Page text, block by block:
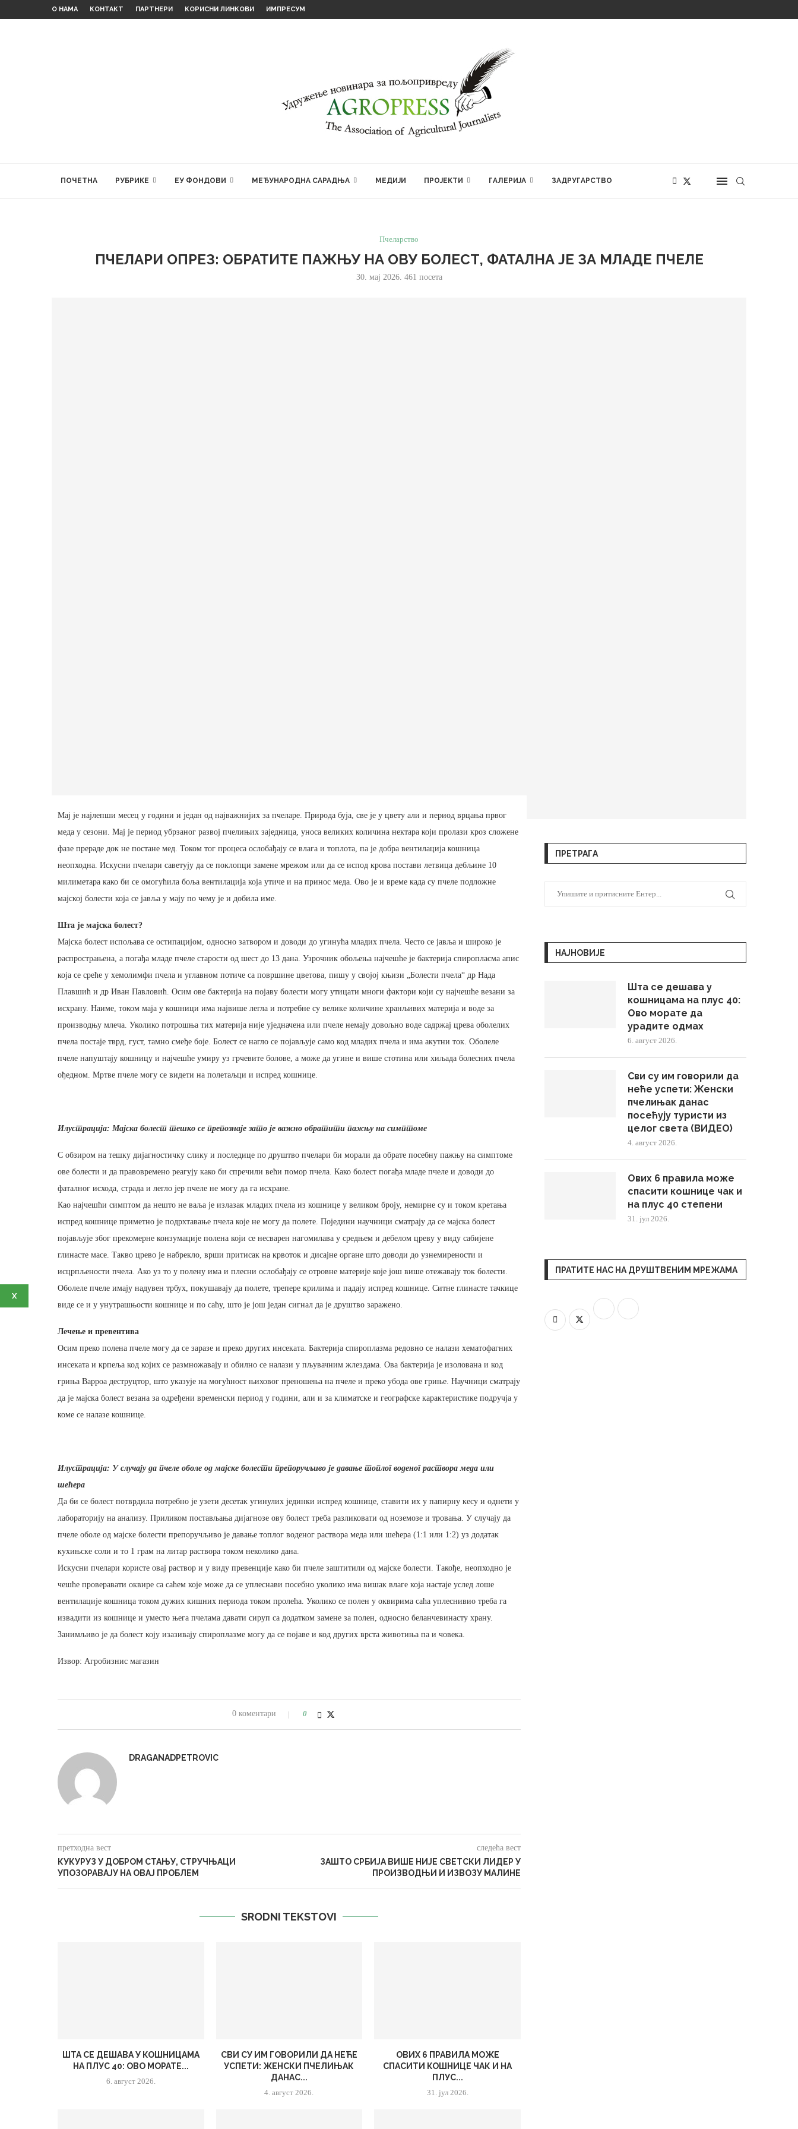
О НАМА КОНТАКТ ПАРТНЕРИ КОРИСНИ ЛИНКОВИ ИМПРЕСУМ
ПОЧЕТНА РУБРИКЕ ЕУ ФОНДОВИ МЕЂУНАРОДНА САРАДЊА МЕДИЈИ ПРОЈЕКТИ ГАЛЕРИЈА ЗАДРУГАРСТВО
Пчеларство
ПЧЕЛАРИ ОПРЕЗ: ОБРАТИТЕ ПАЖЊУ НА ОВУ БОЛЕСТ, ФАТАЛНА ЈЕ ЗА МЛАДЕ ПЧЕЛЕ
30. мај 2026. 461 посета
Мај је најлепши месец у години и један од најважнијих за пчеларе. Природа буја, све је у цвету али и период врцања првог
меда у сезони. Мај је период убрзаног развој пчелињих заједница, уноса великих количина нектара који пролази кроз сложене
фазе прераде док не постане мед. Током тог процеса ослобађају се влага и топлота, па је добра вентилација кошница
неопходна. Искусни пчелари саветују да се поклопци замене мрежом или да се испод крова постави летвица дебљине 10
милиметара како би се омогућила боља вентилација која утиче и на принос меда. Ово је и време када су пчеле подложне
мајској болести која се јавља у мају по чему је и добила име.
Шта је мајска болест?
Мајска болест испољава се остипацијом, односно затвором и доводи до угинућа младих пчела. Често се јавља и широко је
распрострањена, а погађа младе пчеле старости од шест до 13 дана. Узрочник обољења најчешће је бактерија спиропласма апис
која се среће у хемолимфи пчела и углавном потиче са површине цветова, пишу у својој књизи „Болести пчела“ др Нада
Плавшић и др Иван Павловић. Осим ове бактерија на појаву болести могу утицати многи фактори који су најчешће везани за
исхрану. Наиме, током маја у кошници има највише легла и потребне су велике количине хранљивих материја и воде за
производњу млеча. Уколико потрошња тих материја није уједначена или пчеле немају довољно воде садржај црева оболелих
пчела постаје тврд, густ, тамно смеђе боје. Болест се нагло се појављује само код младих пчела и има акутни ток. Оболеле
пчеле напуштају кошницу и најчешће умиру уз грчевите болове, а може да угине и више стотина или хиљада болесних пчела
ођедном. Мртве пчеле могу се видети на полетаљци и испред кошнице.
Илустрација: Мајска болест тешко се препознаје зато је важно обратити пажњу на симптоме
С обзиром на тешку дијагностичку слику и последице по друштво пчелари би морали да обрате посебну пажњу на симптоме
ове болести и да правовремено реагују како би спречили већи помор пчела. Како болест погађа младе пчеле и доводи до
фаталног исхода, страда и легло јер пчеле не могу да га исхране.
Као најчешћи симптом да нешто не ваља је излазак младих пчела из кошнице у великом броју, немирне су и током кретања
испред кошнице приметно је подрхтавање пчела које не могу да полете. Поједини научници сматрају да се мајска болест
појављује због прекомерне конзумације полена који се несварен нагомилава у средњем и дебелом цреву у виду сабијене
глинасте масе. Такво црево је набрекло, врши притисак на крвоток и дисајне органе што доводи до узнемирености и
исцрпљености пчела. Ако уз то у полену има и плесни ослобађају се отровне материје које још више отежавају ток болести.
Оболеле пчеле имају надувен трбух, покушавају да полете, трепере крилима и падају испред кошнице. Ситне глинасте тачкице
виде се и у унутрашњости кошнице и по саћу, што је још један сигнал да је друштво заражено.
Лечење и превентива
Осим преко полена пчеле могу да се заразе и преко других инсеката. Бактерија спироплазма редовно се налази хематофагних
инсеката и крпеља код којих се размножавају и обилно се налази у пљувачним жлездама. Ова бактерија је изолована и код
гриња Варроа деструцтор, што указује на могућност њиховог преношења на пчеле и преко убода ове гриње. Научници сматрају
да је мајска болест везана за одређени временски период у години, али и за климатске и географске карактеристике подручја у
коме се налазе кошнице.
Илустрација: У случају да пчеле оболе од мајске болести препоручљиво је давање топлог воденог раствора меда или
шећера
Да би се болест потврдила потребно је узети десетак угинулих јединки испред кошнице, ставити их у папирну кесу и однети у
лабораторију на анализу. Приликом постављања дијагнозе ову болест треба разликовати од ноземозе и тровања. У случају да
пчеле оболе од мајске болести препоручљиво је давање топлог воденог раствора меда или шећера (1:1 или 1:2) уз додатак
кухињске соли и то 1 грам на литар раствора током неколико дана.
Искусни пчелари користе овај раствор и у виду превенције како би пчеле заштитили од мајске болести. Такође, неопходно је
чешће проверавати оквире са саћем које може да се уплеснави посебно уколико има вишак влаге која настаје услед лоше
вентилације кошница током дужих кишних периода током пролећа. Уколико се полен у оквирима саћа уплеснивио треба га
извадити из кошнице и уместо њега пчелама давати сируп са додатком замене за полен, односно беланчевинасту храну.
Занимљиво је да болест коју изазивају спироплазме могу да се појаве и код других врста животиња па и човека.
Извор: Агробизнис магазин
0 коментари 0
DRAGANADPETROVIC
претходна вест
КУКУРУЗ У ДОБРОМ СТАЊУ, СТРУЧЊАЦИ
УПОЗОРАВАЈУ НА ОВАЈ ПРОБЛЕМ
следећа вест
ЗАШТО СРБИЈА ВИШЕ НИЈЕ СВЕТСКИ ЛИДЕР У
ПРОИЗВОДЊИ И ИЗВОЗУ МАЛИНЕ
SRODNI TEKSTOVI
ШТА СЕ ДЕШАВА У КОШНИЦАМА
НА ПЛУС 40: ОВО МОРАТЕ...
6. август 2026.
СВИ СУ ИМ ГОВОРИЛИ ДА НЕЋЕ
УСПЕТИ: ЖЕНСКИ ПЧЕЛИЊАК
ДАНАС...
4. август 2026.
ОВИХ 6 ПРАВИЛА МОЖЕ
СПАСИТИ КОШНИЦЕ ЧАК И НА
ПЛУС...
31. јул 2026.
ПРЕТРАГА
НАЈНОВИЈЕ
Шта се дешава у
кошницама на плус 40:
Ово морате да
урадите одмах
6. август 2026.
Сви су им говорили да
неће успети: Женски
пчелињак данас
посећују туристи из
целог света (ВИДЕО)
4. август 2026.
Ових 6 правила може
спасити кошнице чак и
на плус 40 степени
31. јул 2026.
ПРАТИТЕ НАС НА ДРУШТВЕНИМ МРЕЖАМА
ВИБЕР ЗАЈЕДНИЦА
X